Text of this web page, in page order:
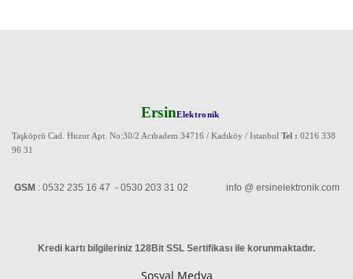
ErsinElektronik
Taşköprü Cad. Huzur Apt. No:30/2 Acıbadem 34716 / Kadıköy / Istanbul Tel : 0216 338
96 31
GSM : 0532 235 16 47 - 0530 203 31 02 info @ ersinelektronik.com
Kredi kartı bilgileriniz 128Bit SSL Sertifikası ile korunmaktadır.
Sosyal Medya